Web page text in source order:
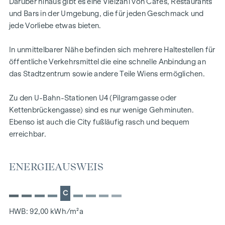
Barrierefreier Zugang zu allen Wohnungen aus dem
Stiegenhaus
Direkter Zugang zur Zeinlhofergasse
Haus 24/1 Top 31
Räume und der hochwertigen Ausstattung entsteht ein
besonderes Wohnambiente. Mit einer Wohnfläche von ca.
65 m² und einer beeindruckenden Terrasse von knapp 50 m²
lädt diese Wohnung zum Genießen und Entspannen ein.
Ebene 1
2x Abstellräume
Darüber hinaus gibt es eine Vielzahl von Cafés, Restaurants
und Bars in der Umgebung, die für jeden Geschmack und
jede Vorliebe etwas bieten.
In unmittelbarer Nähe befinden sich mehrere Haltestellen für
öffentliche Verkehrsmittel die eine schnelle Anbindung an
das Stadtzentrum sowie andere Teile Wiens ermöglichen.
Zu den U-Bahn-Stationen U4 (Pilgramgasse oder
Kettenbrückengasse) sind es nur wenige Gehminuten.
Ebenso ist auch die City fußläufig rasch und bequem
erreichbar.
ENERGIEAUSWEIS
C
HWB: 92,00 kWh/m²a